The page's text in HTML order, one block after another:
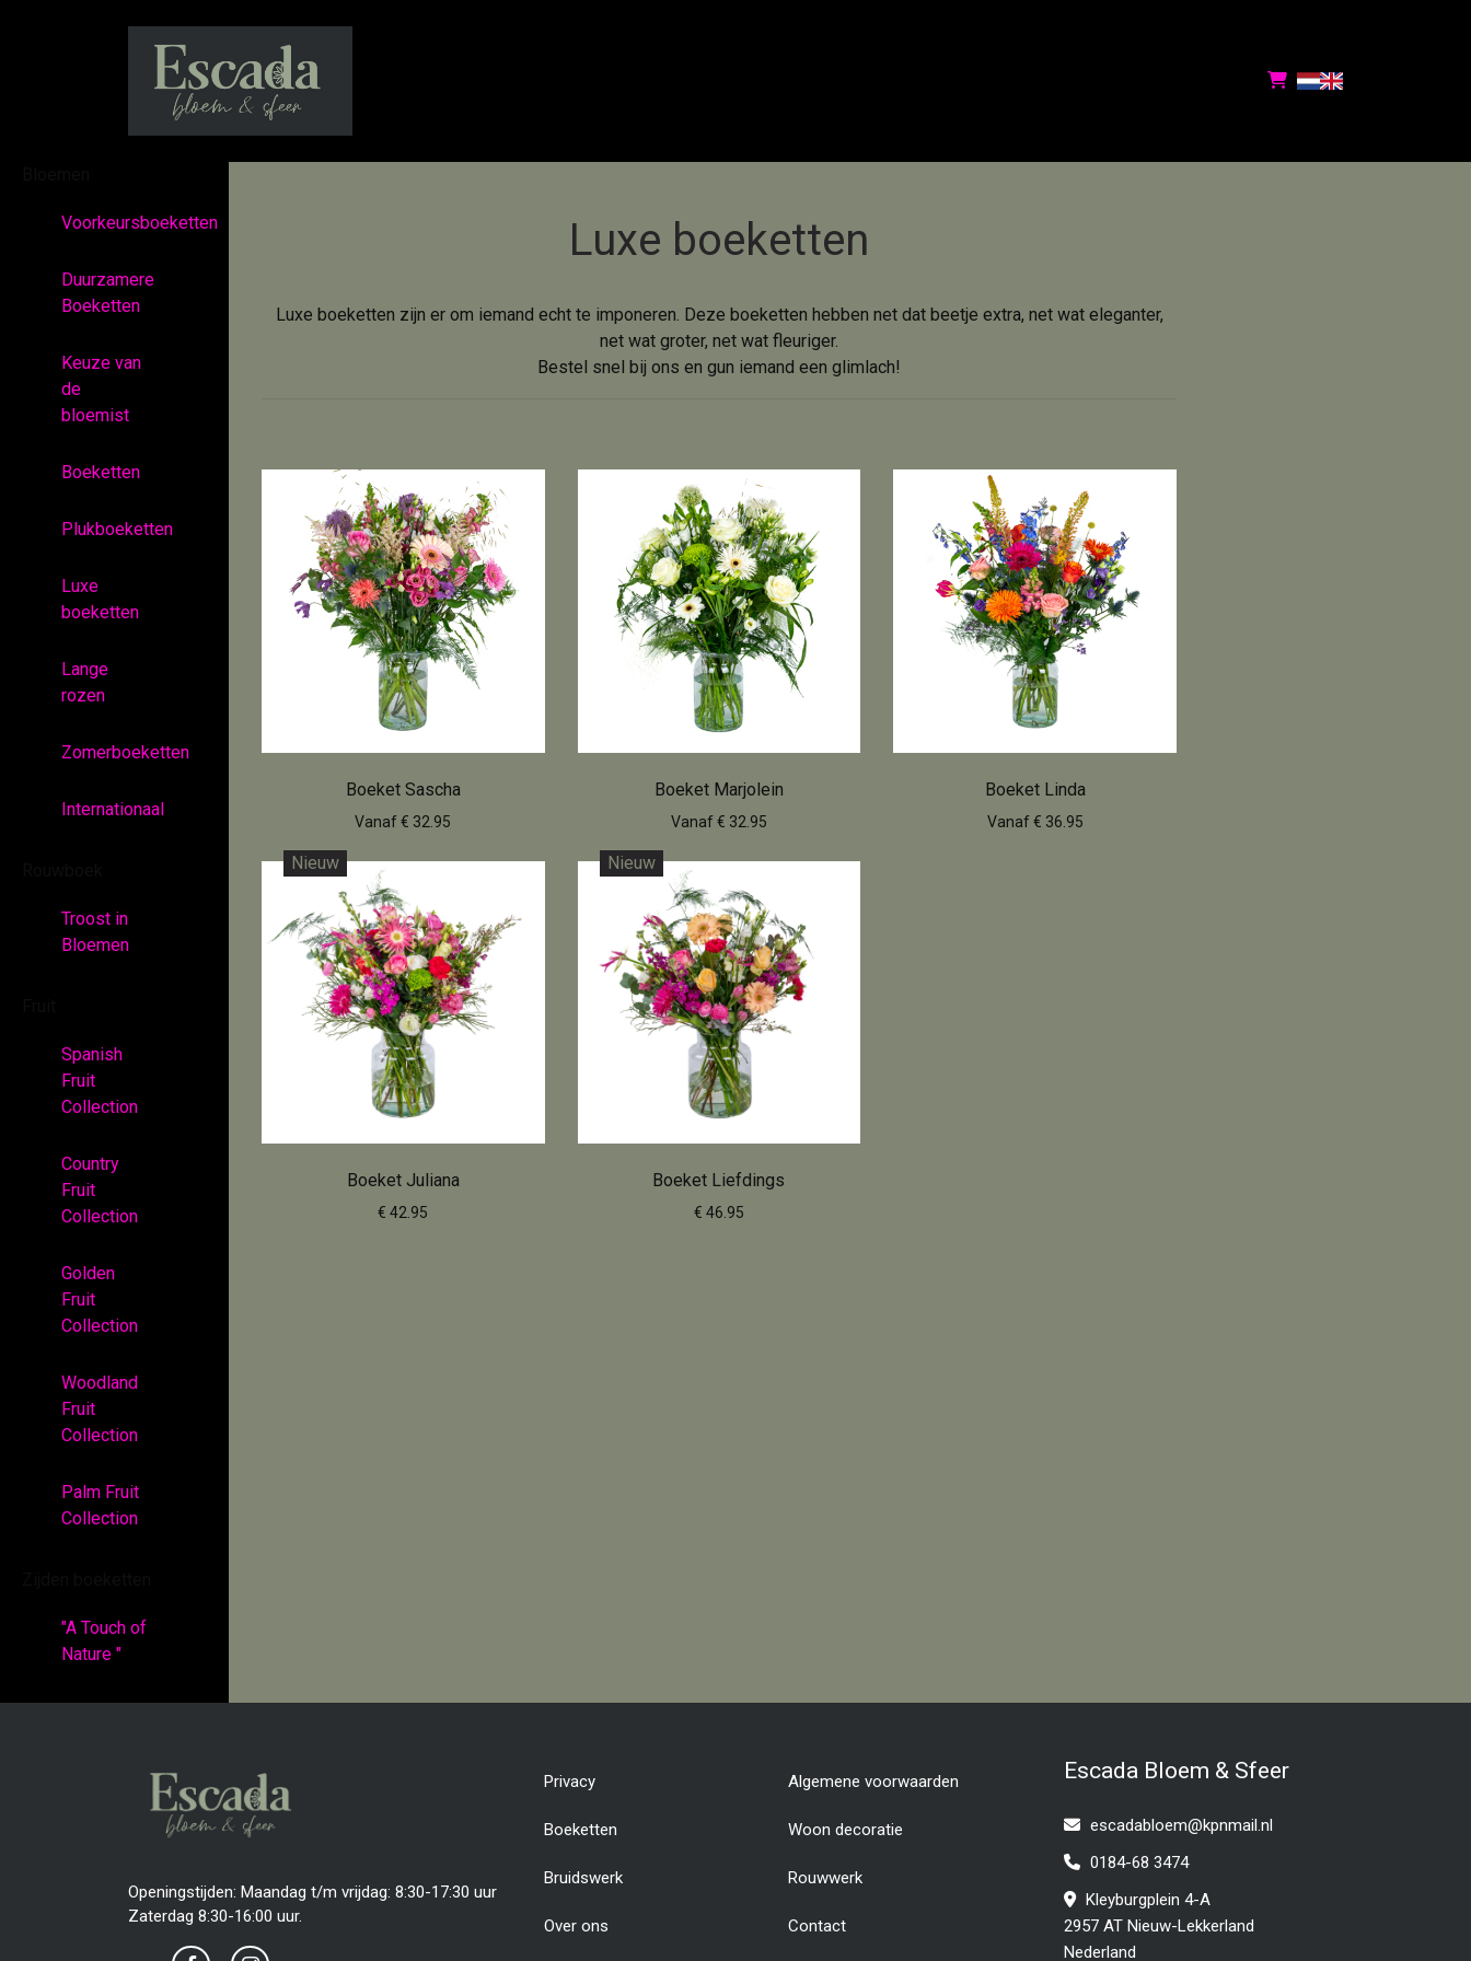
Voorkeursboeketten
Duurzamere
Boeketten
Keuze van
de
bloemist
Boeketten
Plukboeketten
Luxe
boeketten
Lange
rozen
Zomerboeketten
Internationaal
Troost in
Bloemen
Spanish
Fruit
Collection
Country
Fruit
Collection
Golden
Fruit
Collection
Woodland
Fruit
Collection
Palm Fruit
Collection
"A Touch of
Nature "
Luxe boeketten
Luxe boeketten zijn er om iemand echt te imponeren. Deze boeketten hebben net dat beetje extra, net wat eleganter,
net wat groter, net wat fleuriger.
Bestel snel bij ons en gun iemand een glimlach!
Boeket Sascha
Vanaf € 32.95
Boeket Marjolein
Vanaf € 32.95
Boeket Linda
Vanaf € 36.95
Nieuw
Boeket Juliana
€ 42.95
Nieuw
Boeket Liefdings
€ 46.95
Openingstijden: Maandag t/m vrijdag: 8:30-17:30 uur
Zaterdag 8:30-16:00 uur.
Privacy Algemene voorwaarden
Boeketten Woon decoratie
Bruidswerk Rouwwerk
Over ons Contact
Escada Bloem & Sfeer
escadabloem@kpnmail.nl
0184-68 3474
Kleyburgplein 4-A
2957 AT Nieuw-Lekkerland
Nederland